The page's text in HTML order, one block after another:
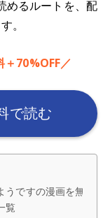
めるルートを、配
。
70%OFF／
で読む
うですの漫画を無
覧